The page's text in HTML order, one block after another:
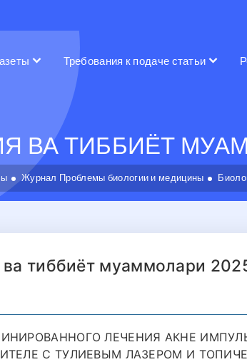
Требования к подаче статьи
ВА ТИББИЁТ
Журнал Проблемы биологии и медицины
ва тиббиёт муаммолари
ЛЕЧЕНИЯ АКНЕ
С ТУЛИЕВЫМ ЛАЗЕРОМ И